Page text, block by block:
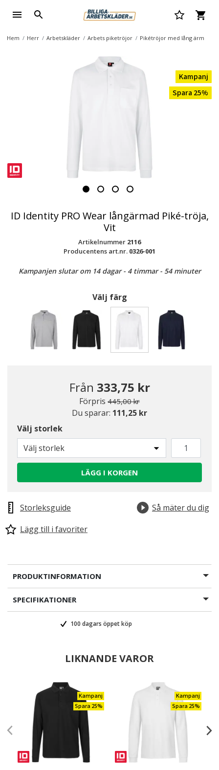
Hem Herr Arbetskläder Arbets piketröjor Pikétröjor med lång ärm
Kampanj
Spara 25%
ID Identity PRO Wear långärmad Piké-tröja,
Vit
Artikelnummer 2116
Producentens art.nr. 0326-001
Kampanjen slutar om 14 dagar - 4 timmar - 54 minuter
Välj färg
Från 333,75 kr
Förpris Pris nedsatt från
445,00 krtill
Du sparar: 111,25 kr
Välj storlek
Välj storlek
LÄGG I KORGEN
Storleksguide
Så mäter du dig
Lägg till i favoriter
PRODUKTINFORMATION
SPECIFIKATIONER
100 dagars öppet köp
LIKNANDE VAROR
Kampanj
Spara 25%
Kampanj
Spara 25%